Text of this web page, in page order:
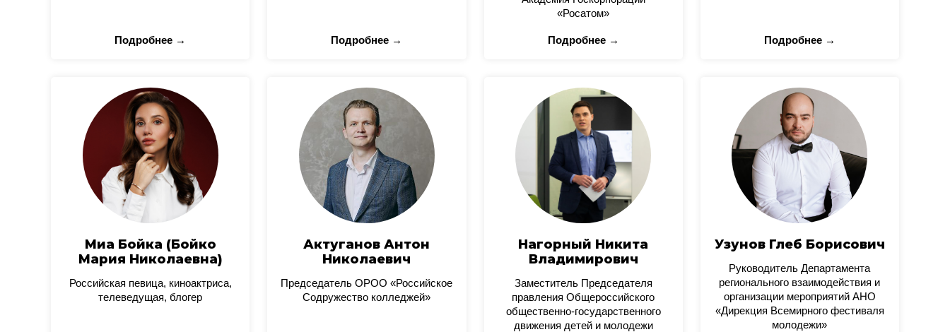
Подробнее → Подробнее →
«Росатом»
Подробнее → Подробнее →
Миа Бойка (Бойко
Мария Николаевна)
Российская певица, киноактриса,
телеведущая, блогер
Актуганов Антон
Николаевич
Председатель ОРОО «Российское
Содружество колледжей»
Нагорный Никита
Владимирович
Заместитель Председателя
правления Общероссийского
общественно-государственного
движения детей и молодежи
Узунов Глеб Борисович
Руководитель Департамента
регионального взаимодействия и
организации мероприятий АНО
«Дирекция Всемирного фестиваля
молодежи»